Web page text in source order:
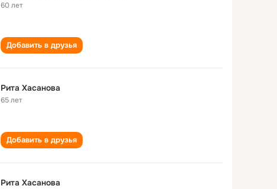
60 лет
Добавить в друзья
Рита Хасанова
65 лет
Добавить в друзья
Рита Хасанова